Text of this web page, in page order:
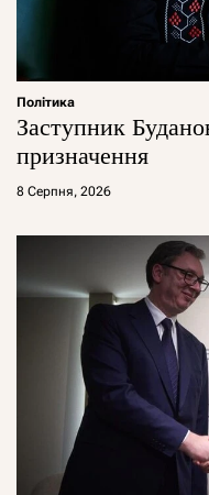
Політика
Заступник
призначення
8 Серпня, 2026